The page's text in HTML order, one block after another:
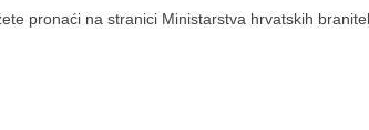
pronaći na stranici Ministarstva hrvatskih